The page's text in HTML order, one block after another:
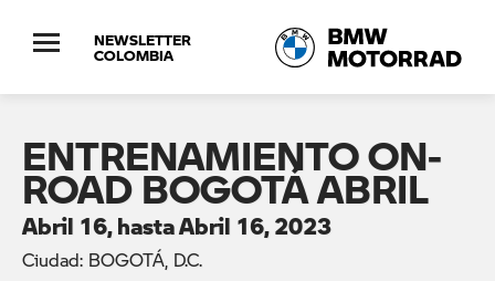
NEWSLETTER
COLOMBIA
ENTRENAMIENTO ON-
ROAD BOGOTÁ ABRIL
Abril 16, hasta Abril 16, 2023
Ciudad: BOGOTÁ, D.C.